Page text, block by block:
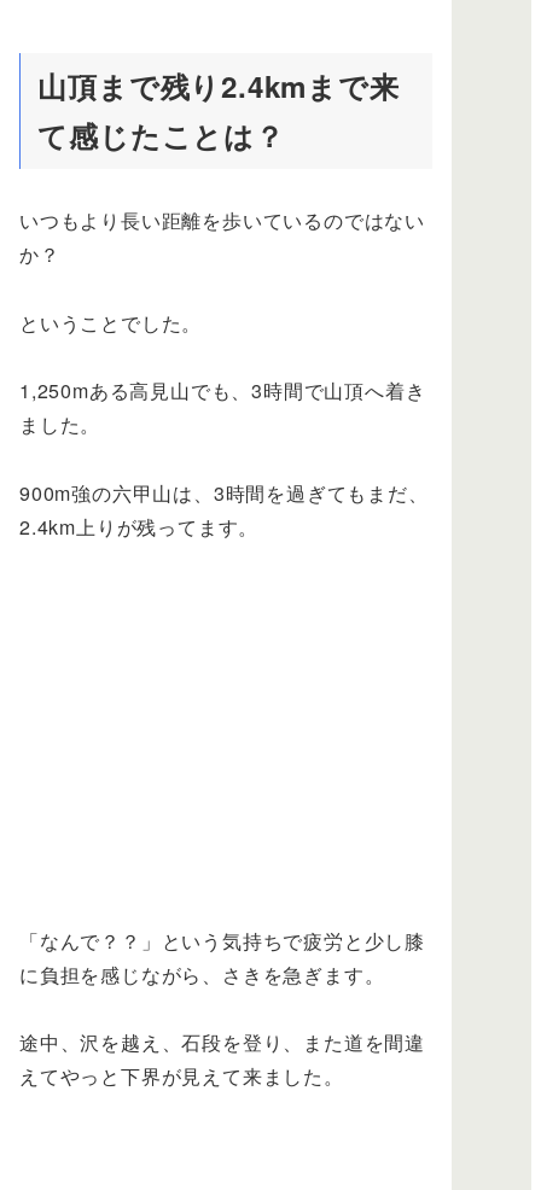
山頂まで残り2.4kmまで来
て感じたことは？
いつもより長い距離を歩いているのではない
か？
ということでした。
1,250mある高見山でも、3時間で山頂へ着き
ました。
900m強の六甲山は、3時間を過ぎてもまだ、
2.4km上りが残ってます。
「なんで？？」という気持ちで疲労と少し膝
に負担を感じながら、さきを急ぎます。
途中、沢を越え、石段を登り、また道を間違
えてやっと下界が見えて来ました。